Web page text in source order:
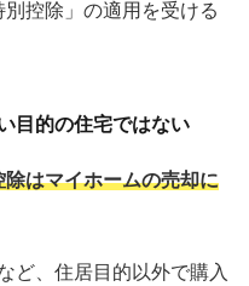
控除」の適用を受ける
目的の住宅ではない
はマイホームの売却に
ど、住居目的以外で購入